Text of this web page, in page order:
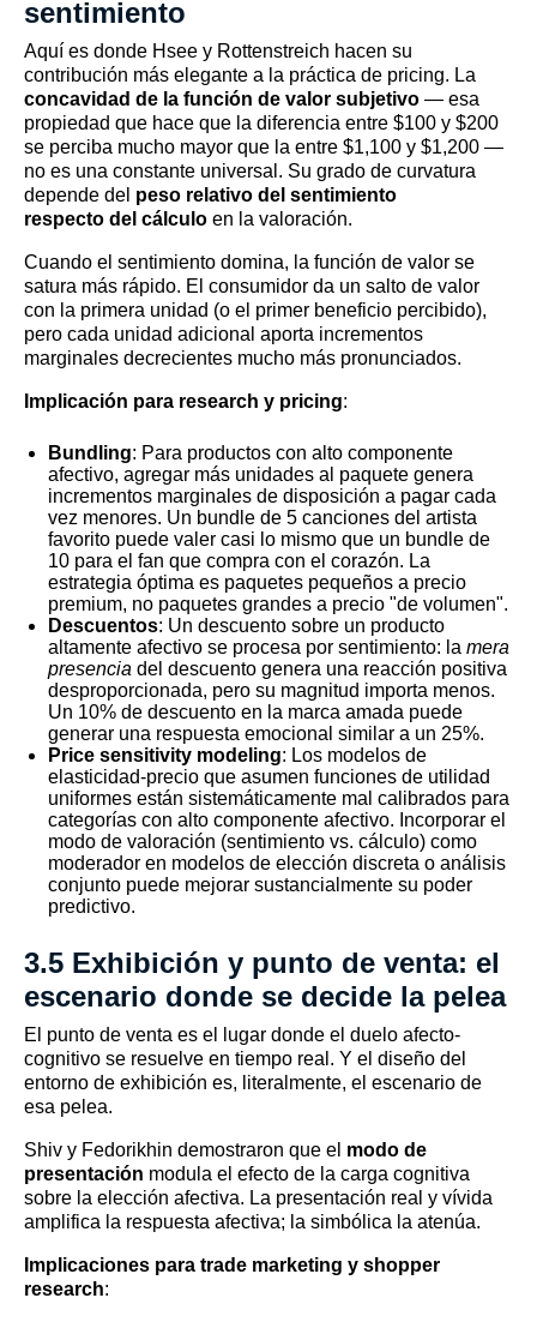
sentimiento
Aquí es donde Hsee y Rottenstreich hacen su
contribución más elegante a la práctica de pricing. La
concavidad de la función de valor subjetivo — esa
propiedad que hace que la diferencia entre $100 y $200
se perciba mucho mayor que la entre $1,100 y $1,200 —
no es una constante universal. Su grado de curvatura
depende del peso relativo del sentimiento
respecto del cálculo en la valoración.
Cuando el sentimiento domina, la función de valor se
satura más rápido. El consumidor da un salto de valor
con la primera unidad (o el primer beneficio percibido),
pero cada unidad adicional aporta incrementos
marginales decrecientes mucho más pronunciados.
Implicación para research y pricing:
Bundling: Para productos con alto componente
afectivo, agregar más unidades al paquete genera
incrementos marginales de disposición a pagar cada
vez menores. Un bundle de 5 canciones del artista
favorito puede valer casi lo mismo que un bundle de
10 para el fan que compra con el corazón. La
estrategia óptima es paquetes pequeños a precio
premium, no paquetes grandes a precio "de volumen".
Descuentos: Un descuento sobre un producto
altamente afectivo se procesa por sentimiento: la mera
presencia del descuento genera una reacción positiva
desproporcionada, pero su magnitud importa menos.
Un 10% de descuento en la marca amada puede
generar una respuesta emocional similar a un 25%.
Price sensitivity modeling: Los modelos de
elasticidad-precio que asumen funciones de utilidad
uniformes están sistemáticamente mal calibrados para
categorías con alto componente afectivo. Incorporar el
modo de valoración (sentimiento vs. cálculo) como
moderador en modelos de elección discreta o análisis
conjunto puede mejorar sustancialmente su poder
predictivo.
3.5 Exhibición y punto de venta: el
escenario donde se decide la pelea
El punto de venta es el lugar donde el duelo afecto-
cognitivo se resuelve en tiempo real. Y el diseño del
entorno de exhibición es, literalmente, el escenario de
esa pelea.
Shiv y Fedorikhin demostraron que el modo de
presentación modula el efecto de la carga cognitiva
sobre la elección afectiva. La presentación real y vívida
amplifica la respuesta afectiva; la simbólica la atenúa.
Implicaciones para trade marketing y shopper
research: